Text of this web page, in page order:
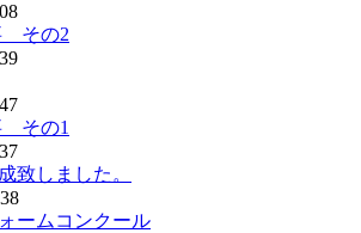
その2
その1
致しました。
ームコンクール